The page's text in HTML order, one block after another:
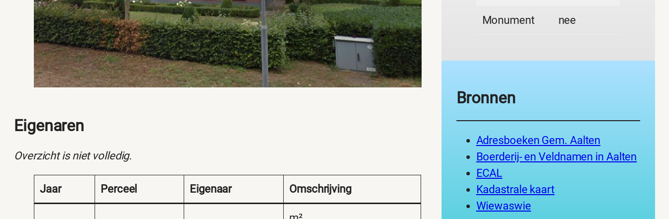
Eigenaren
Overzicht is niet volledig.
Jaar Perceel Eigenaar Omschrijving
Monument nee
Bronnen
Adresboeken Gem. Aalten
Boerderij- en Veldnamen in Aalten
ECAL
Kadastrale kaart
Wiewaswie